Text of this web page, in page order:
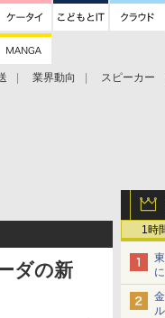
業界動向 スピーカー
1時
ダの新